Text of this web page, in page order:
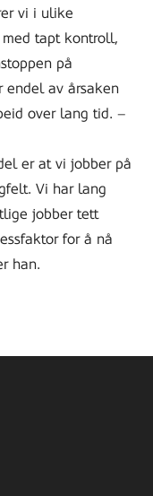
vi i ulike
tapt kontroll,
på
endel av årsaken
over lang tid. –
er at vi jobber på
Vi har lang
jobber tett
for å nå
han.